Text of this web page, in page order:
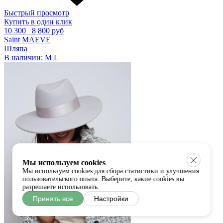
Быстрый просмотр
Купить в один клик
10 300
8 800 руб
Saint MAEVE
Шляпа
В наличии: M L
Мы используем cookies
Мы используем cookies для сбора статистики и улучшения
пользовательского опыта. Выберите, какие cookies вы
разрешаете использовать.
Принять все Настройки